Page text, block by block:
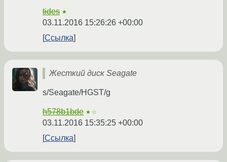
tides ★
03.11.2016 15:26:26 +00:00
Ссылка
Жесткий диск Seagate
s/Seagate/HGST/g
h578b1bde ★☆
03.11.2016 15:35:25 +00:00
Ссылка